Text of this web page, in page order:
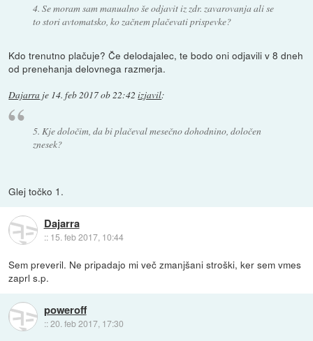
4. Se moram sam manualno še odjavit iz zdr. zavarovanja ali se
to stori avtomatsko, ko začnem plačevati prispevke?
Kdo trenutno plačuje? Če delodajalec, te bodo oni odjavili v 8 dneh
od prenehanja delovnega razmerja.
Dajarra je 14. feb 2017 ob 22:42 izjavil:
5. Kje določim, da bi plačeval mesečno dohodnino, določen
znesek?
Glej točko 1.
Dajarra
:: 15. feb 2017, 10:44
Sem preveril. Ne pripadajo mi več zmanjšani stroški, ker sem vmes
zaprl s.p.
poweroff
::20. feb 2017, 17:30